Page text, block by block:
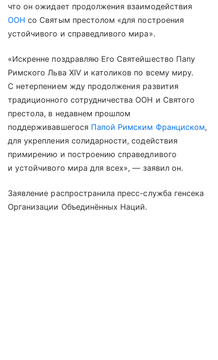
что он ожидает продолжения взаимодействия
ООН со Святым престолом «для построения
устойчивого и справедливого мира».
«Искренне поздравляю Его Святейшество Папу
Римского Льва XIV и католиков по всему миру.
С нетерпением жду продолжения развития
традиционного сотрудничества ООН и Святого
престола, в недавнем прошлом
поддерживавшегося Папой Римским Франциском,
для укрепления солидарности, содействия
примирению и построению справедливого
и устойчивого мира для всех», — заявил он.
Заявление распространила пресс-служба генсека
Организации Объединённых Наций.